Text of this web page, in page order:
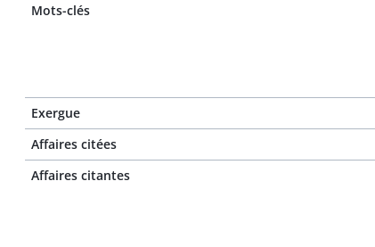
Mots-clés
Exergue
Affaires citées
Affaires citantes